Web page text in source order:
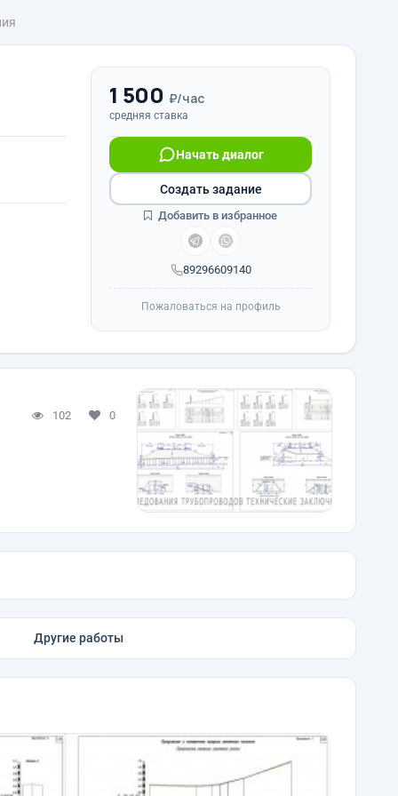
1 500 ₽/час
средняя ставка
89296609140
Начать диалог
Создать задание
Добавить в избранное
Пожаловаться на профиль
102 0
Другие работы